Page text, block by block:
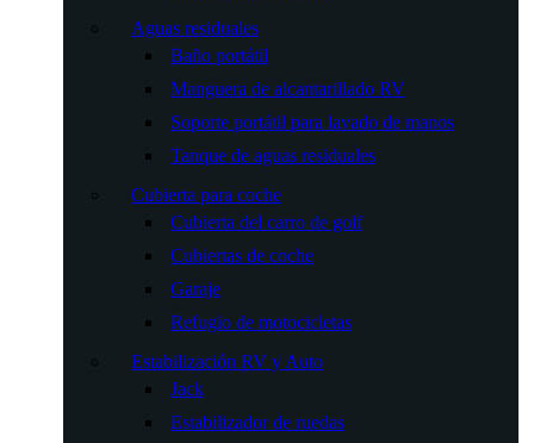
Aguas residuales
Baño portátil
Manguera de alcantarillado RV
Soporte portátil para lavado de manos
Tanque de aguas residuales
Cubierta para coche
Cubierta del carro de golf
Cubiertas de coche
Garaje
Refugio de motocicletas
Estabilización RV y Auto
Jack
Estabilizador de ruedas